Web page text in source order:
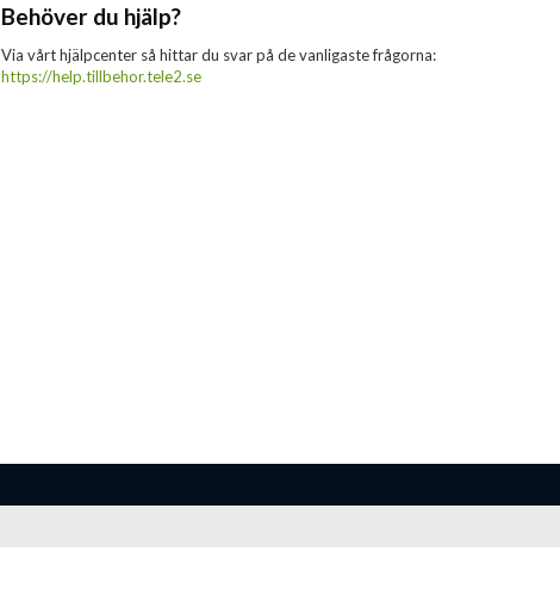
Behöver du hjälp?
Via vårt hjälpcenter så hittar du svar på de vanligaste frågorna:
https://help.tillbehor.tele2.se